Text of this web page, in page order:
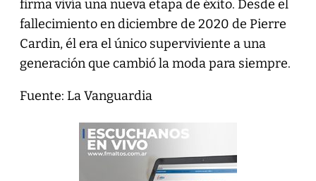
firma vivía una nueva etapa de éxito. Desde el
fallecimiento en diciembre de 2020 de Pierre
Cardin, él era el único superviviente a una
generación que cambió la moda para siempre.
Fuente: La Vanguardia